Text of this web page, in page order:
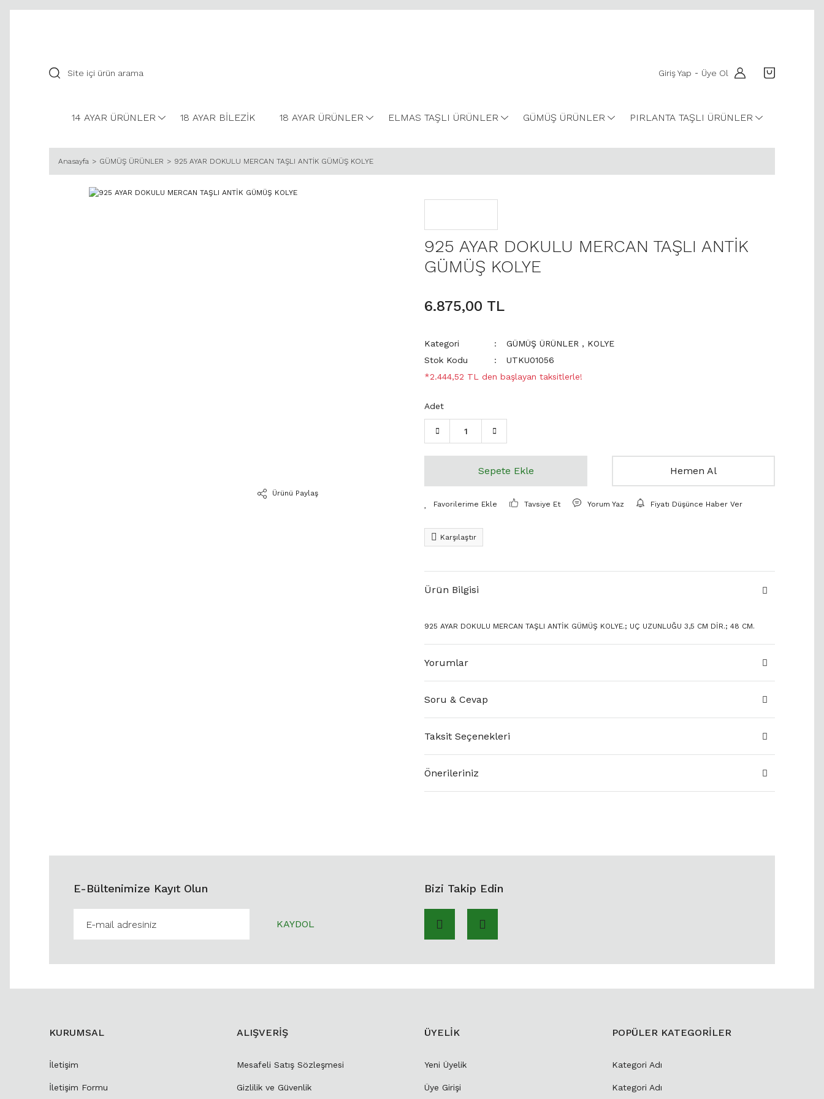
Giriş Yap - Üye Ol
14 AYAR ÜRÜNLER 18 AYAR BİLEZİK 18 AYAR ÜRÜNLER ELMAS TAŞLI ÜRÜNLER GÜMÜŞ ÜRÜNLER PIRLANTA TAŞLI ÜRÜNLER
Anasayfa GÜMÜŞ ÜRÜNLER 925 AYAR DOKULU MERCAN TAŞLI ANTİK GÜMÜŞ KOLYE
Ürünü Paylaş
925 AYAR DOKULU MERCAN TAŞLI ANTİK
GÜMÜŞ KOLYE
6.875,00 TL
Kategori GÜMÜŞ ÜRÜNLER , KOLYE
Stok Kodu
UTKU01056
*2.444,52 TL den başlayan taksitlerle!
Adet
Sepete Ekle Hemen Al
Tavsiye Et Yorum Yaz Fiyatı Düşünce Haber Ver
Karşılaştır
Ürün Bilgisi
925 AYAR DOKULU MERCAN TAŞLI ANTİK GÜMÜŞ KOLYE.; UÇ UZUNLUĞU 3,5 CM DİR.; 48 CM.
Yorumlar
Soru & Cevap
Taksit Seçenekleri
Önerileriniz
E-Bültenimize Kayıt Olun
KAYDOL
Bizi Takip Edin
KURUMSAL
İletişim
İletişim Formu
ALIŞVERİŞ
Mesafeli Satış Sözleşmesi
Gizlilik ve Güvenlik
ÜYELİK
Yeni Üyelik
Üye Girişi
POPÜLER KATEGORİLER
Kategori Adı
Kategori Adı